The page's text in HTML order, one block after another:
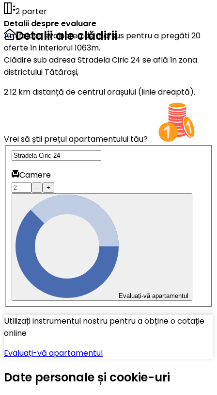
2 parter
Detalii despre evaluare
Am folosit evaluarea de mai sus pentru a pregăti 20
oferte în interiorul 1063m.
Detalii ale clădirii
Clădire sub adresa Stradela Ciric 24 se află în zona
districtului Tătărași,
2.12 km distanță de centrul orașului (linie dreaptă).
Vrei să știi prețul apartamentului tău?
Camere
– +
Evaluați-vă apartamentul
Utilizați instrumentul nostru pentru a obține o cotație
online
Evaluați-vă apartamentul
Date personale și cookie-uri